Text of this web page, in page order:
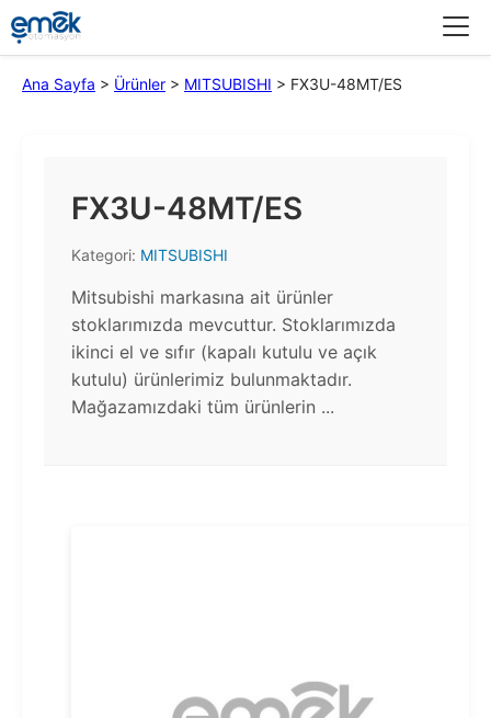
Ana Sayfa > Ürünler > MITSUBISHI > FX3U-48MT/ES
FX3U-48MT/ES
Kategori: MITSUBISHI
Mitsubishi markasına ait ürünler
stoklarımızda mevcuttur. Stoklarımızda
ikinci el ve sıfır (kapalı kutulu ve açık
kutulu) ürünlerimiz bulunmaktadır.​
Mağazamızdaki tüm ürünlerin ...